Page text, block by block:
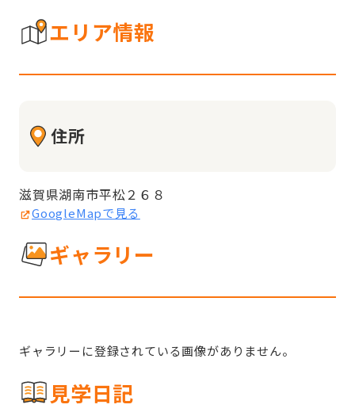
エリア情報
住所
滋賀県湖南市平松２６８
GoogleMapで見る
ギャラリー
ギャラリーに登録されている画像がありません。
見学日記